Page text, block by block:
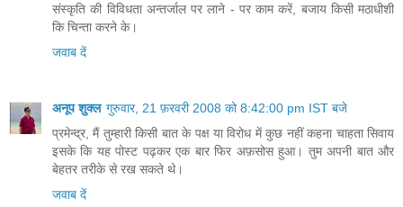
संस्कृति की विविधता अन्तर्जाल पर लाने - पर काम करें, बजाय किसी मठाधीशी
कि चिन्ता करने के।
जवाब दें
अनूप शुक्ल गुरुवार, 21 फ़रवरी 2008 को 8:42:00 pm IST बजे
प्रमेन्द्र, मैं तुम्हारी किसी बात के पक्ष या विरोध में कुछ नहीं कहना चाहता सिवाय
इसके कि यह पोस्ट पढ़कर एक बार फिर अफ़सोस हुआ। तुम अपनी बात और
बेहतर तरीके से रख सकते थे।
जवाब दें